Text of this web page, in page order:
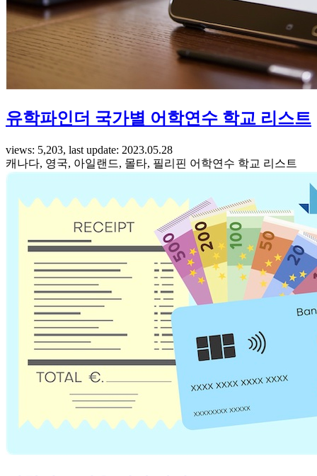
유학파인더 국가별 어학연수 학교 리스트
views: 5,203, last update: 2023.05.28
캐나다, 영국, 아일랜드, 몰타, 필리핀 어학연수 학교 리스트